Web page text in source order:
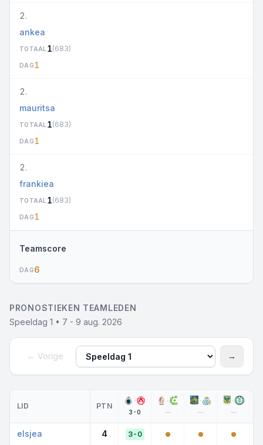
2.
ankea
TOTAAL 1(683)
DAG1
2.
mauritsa
TOTAAL 1(683)
DAG1
2.
frankiea
TOTAAL 1(683)
DAG1
Teamscore
DAG6
PRONOSTIEKEN TEAMLEDEN
Speeldag 1 • 7 - 9 aug. 2026
← Vorige
→
LID PTN
-
3-0
-
—
-
—
-
—
elsjea 4 3-0